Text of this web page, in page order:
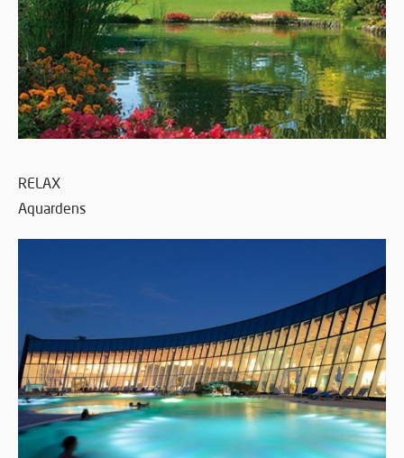
RELAX
Aquardens